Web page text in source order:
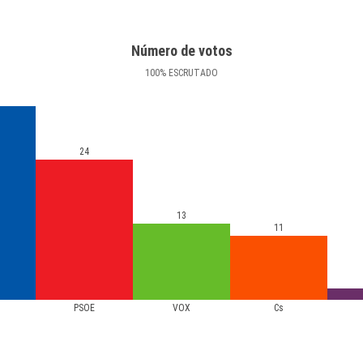
Número de votos
100% ESCRUTADO
PSOE VOX Cs
24
13
11